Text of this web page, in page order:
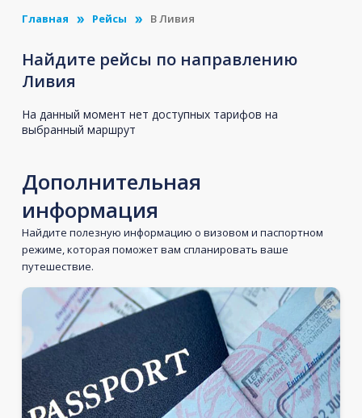
Главная Рейсы В Ливия
Найдите рейсы по направлению
Ливия
На данный момент нет доступных тарифов на
выбранный маршрут
Дополнительная
информация
Найдите полезную информацию о визовом и паспортном
режиме, которая поможет вам спланировать ваше
путешествие.